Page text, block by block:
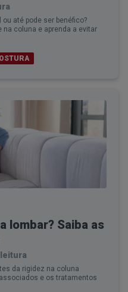
até pode ser benéfico?
coluna e aprenda a evitar
lombar? Saiba as
da rigidez na coluna
e os tratamentos